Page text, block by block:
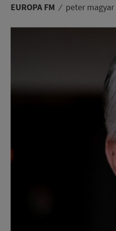
EUROPA FM peter magyar